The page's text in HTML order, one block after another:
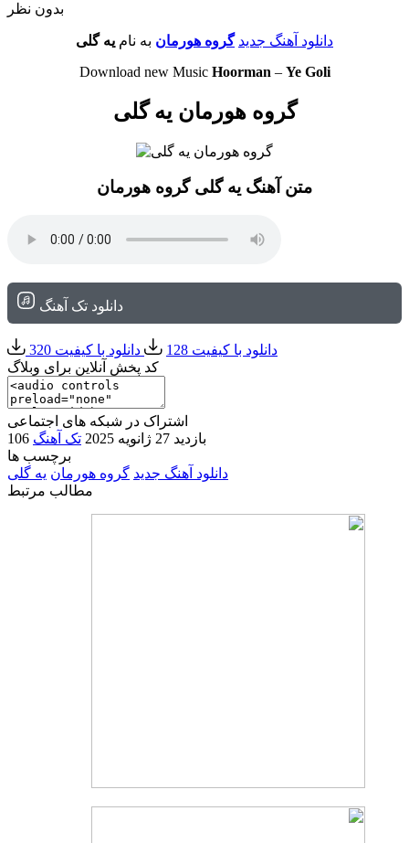
بدون نظر
دانلود آهنگ جدید گروه هورمان به نام یه گلی
Download new Music Hoorman – Ye Goli
گروه هورمان یه گلی
متن آهنگ یه گلی گروه هورمان
دانلود تک آهنگ
دانلود با کیفیت 128
دانلود با کیفیت 320
کد پخش آنلاین برای وبلاگ
اشتراک در شبکه های اجتماعی
106 بازدید 27 ژانویه 2025
تک آهنگ
برچسب ها
دانلود آهنگ جدید گروه هورمان یه گلی
مطالب مرتبط